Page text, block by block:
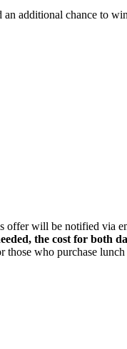
an additional chance to
offer will be notified via
the cost for both
those who purchase